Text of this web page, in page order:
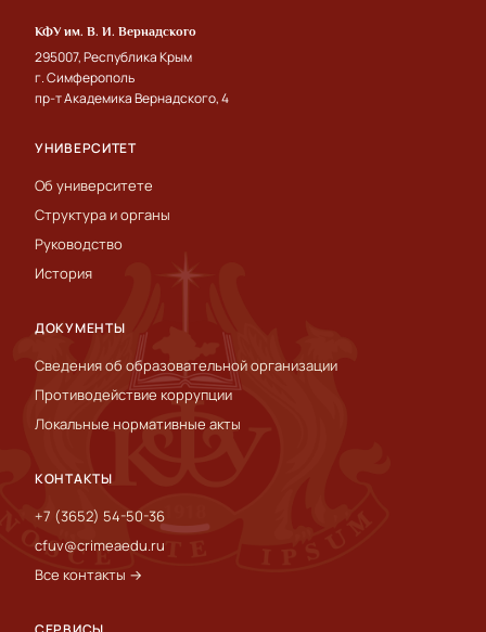
КФУ им. В. И. Вернадского
295007, Республика Крым
г. Симферополь
пр-т Академика Вернадского, 4
УНИВЕРСИТЕТ
Об университете
Структура и органы
Руководство
История
ДОКУМЕНТЫ
Сведения об образовательной организации
Противодействие коррупции
Локальные нормативные акты
КОНТАКТЫ
+7 (3652) 54-50-36
cfuv@crimeaedu.ru
Все контакты →